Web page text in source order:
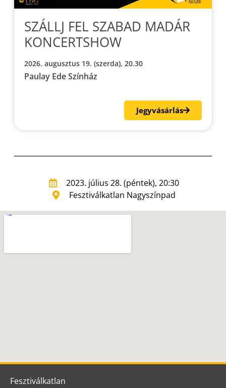
SZÁLLJ FEL SZABAD MADÁR
KONCERTSHOW
2026. augusztus 19. (szerda), 20.30
Paulay Ede Színház
Jegyvásárlás
2023. július 28. (péntek), 20:30
Fesztiválkatlan Nagyszínpad
Fesztiválkatlan